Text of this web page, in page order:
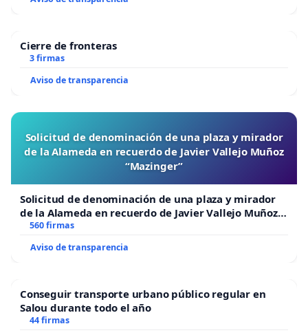
Cierre de fronteras
3 firmas
Aviso de transparencia
Solicitud de denominación de una plaza y mirador
de la Alameda en recuerdo de Javier Vallejo Muñoz
“Mazinger”
Solicitud de denominación de una plaza y mirador
de la Alameda en recuerdo de Javier Vallejo Muñoz
“Mazinger”
560 firmas
Aviso de transparencia
Conseguir transporte urbano público regular en
Salou durante todo el año
44 firmas